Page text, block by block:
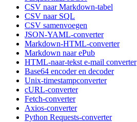
CSV naar Markdown-tabel
CSV naar SQL
CSV samenvoegen
JSON-YAML-converter
Markdown-HTML-converter
Markdown naar ePub
HTML-naar-tekst e-mail converter
Base64 encoder en decoder
Unix-timestampconverter
cURL-converter
Fetch-converter
Axios-converter
Python Requests-converter